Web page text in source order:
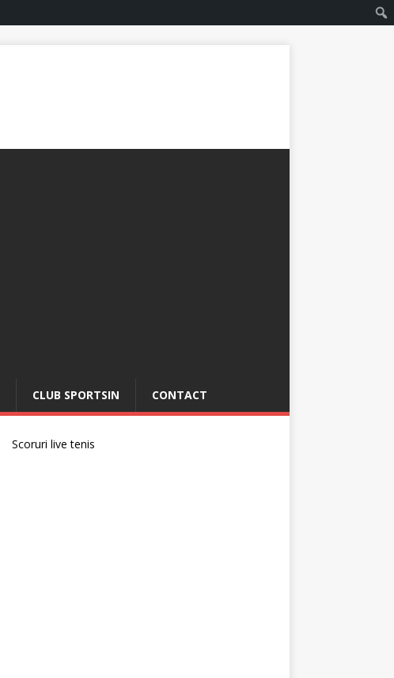
CLUB SPORTSIN CONTACT
Scoruri live tenis